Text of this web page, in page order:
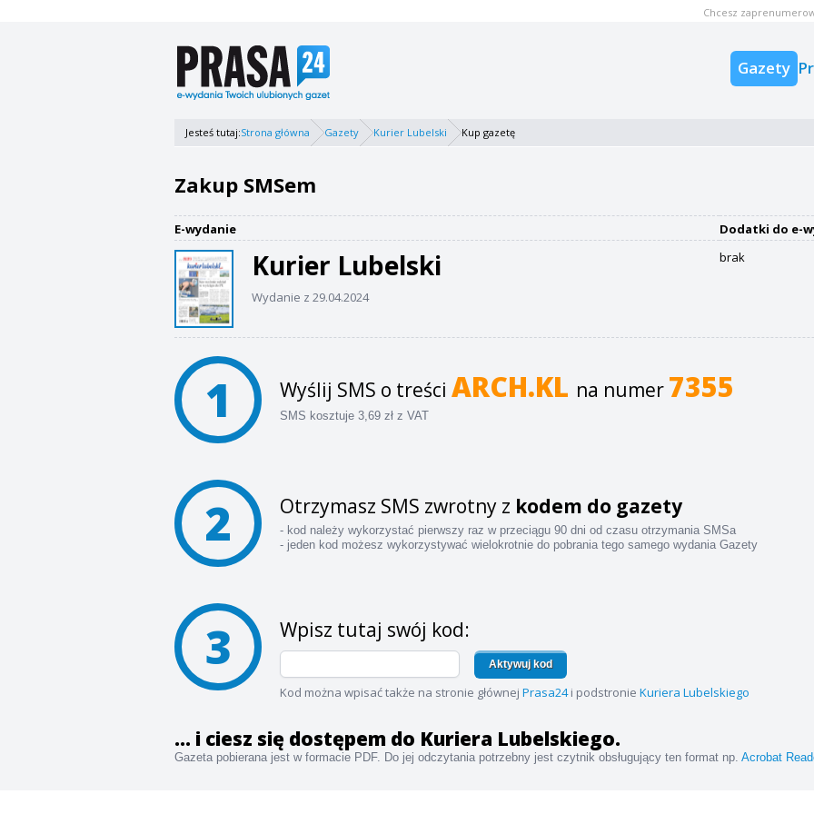
Gazety
Chcesz
Jesteś tutaj:Strona główna Gazety Kurier Lubelski Kup gazetę
Zakup SMSem
E-wydanie
Kurier Lubelski
Wydanie z 29.04.2024
Dodatki do e-
brak
1 Wyślij SMS o treści ARCH.KL na numer 7355
SMS kosztuje 3,69 zł z VAT
2 Otrzymasz SMS zwrotny z kodem do gazety
- kod należy wykorzystać pierwszy raz w przeciągu 90 dni od czasu otrzymania SMSa
- jeden kod możesz wykorzystywać wielokrotnie do pobrania tego samego wydania Gazety
3 Wpisz tutaj swój kod:
Aktywuj kod
Kod można wpisać także na stronie głównej Prasa24i podstronie Kuriera Lubelskiego
... i ciesz się dostępem do Kuriera Lubelskiego.
Gazeta pobierana jest w formacie PDF. Do jej odczytania potrzebny jest czytnik obsługujący ten format np. Acrobat